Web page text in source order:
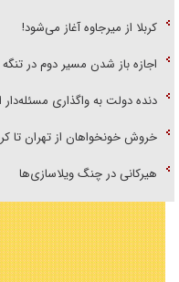
کربلا از میرجاوه آغاز می‌شود!
اجازه باز شدن مسیر دوم در
دنده دولت به واگذاری مسئله‌دار
خروش خونخواهان از تهران تا
هیرکانی در چنگ ویلاسازی‌ها